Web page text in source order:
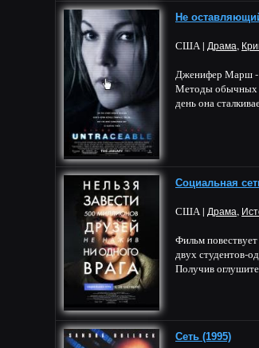
Не
США | Драма,
Дженифер Марш -
Методы обычных
день она
Социальная
США | Драма,
Фильм
двух студентов-
Получив
Сеть (1995)